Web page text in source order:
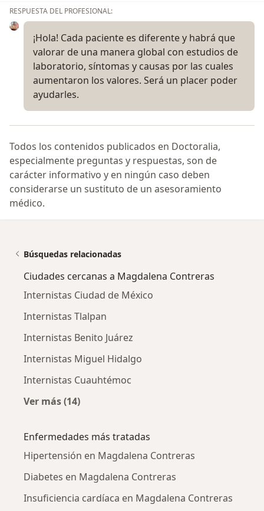
RESPUESTA DEL PROFESIONAL:
¡Hola! Cada paciente es diferente y habrá que
valorar de una manera global con estudios de
laboratorio, síntomas y causas por las cuales
aumentaron los valores. Será un placer poder
ayudarles.
Todos los contenidos publicados en Doctoralia,
especialmente preguntas y respuestas, son de
carácter informativo y en ningún caso deben
considerarse un sustituto de un asesoramiento
médico.
Búsquedas relacionadas
Ciudades cercanas a Magdalena Contreras
Internistas Ciudad de México
Internistas Tlalpan
Internistas Benito Juárez
Internistas Miguel Hidalgo
Internistas Cuauhtémoc
Ver más (14)
Enfermedades más tratadas
Hipertensión en Magdalena Contreras
Diabetes en Magdalena Contreras
Insuficiencia cardíaca en Magdalena Contreras